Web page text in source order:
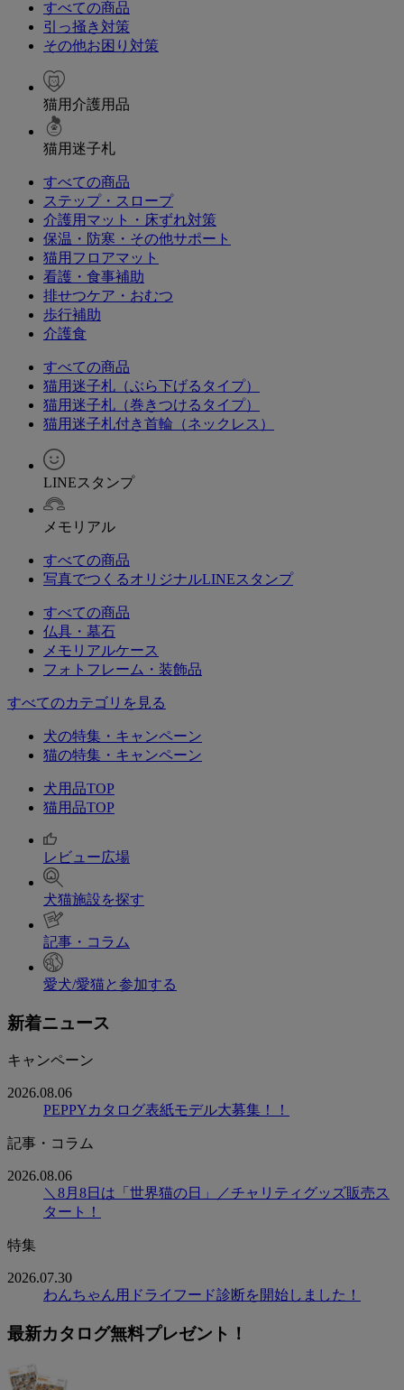
すべての商品
引っ掻き対策
その他お困り対策
猫用介護用品
猫用迷子札
すべての商品
ステップ・スロープ
介護用マット・床ずれ対策
保温・防寒・その他サポート
猫用フロアマット
看護・食事補助
排せつケア・おむつ
歩行補助
介護食
すべての商品
猫用迷子札（ぶら下げるタイプ）
猫用迷子札（巻きつけるタイプ）
猫用迷子札付き首輪（ネックレス）
LINEスタンプ
メモリアル
すべての商品
写真でつくるオリジナルLINEスタンプ
すべての商品
仏具・墓石
メモリアルケース
フォトフレーム・装飾品
すべてのカテゴリを見る
犬の特集・キャンペーン
猫の特集・キャンペーン
犬用品TOP
猫用品TOP
レビュー広場
犬猫施設を探す
記事・コラム
愛犬/愛猫と参加する
新着ニュース
キャンペーン
2026.08.06
PEPPYカタログ表紙モデル大募集！！
記事・コラム
2026.08.06
＼8月8日は「世界猫の日」／チャリティグッズ販売ス
タート！
特集
2026.07.30
わんちゃん用ドライフード診断を開始しました！
最新カタログ無料プレゼント！